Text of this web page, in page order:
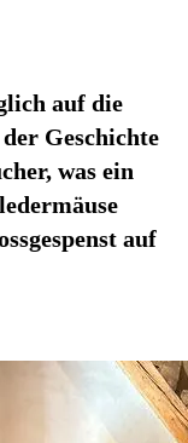
auf die
Geschichte
was ein
auf